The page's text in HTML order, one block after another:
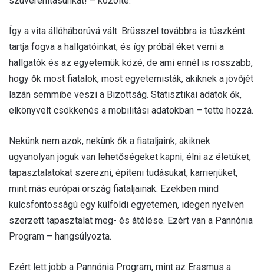
Így a vita állóháborúvá vált. Brüsszel továbbra is túszként
tartja fogva a hallgatóinkat, és így próbál éket verni a
hallgatók és az egyetemük közé, de ami ennél is rosszabb,
hogy ők most fiatalok, most egyetemisták, akiknek a jövőjét
lazán semmibe veszi a Bizottság. Statisztikai adatok ők,
elkönyvelt csökkenés a mobilitási adatokban – tette hozzá.
Nekünk nem azok, nekünk ők a fiataljaink, akiknek
ugyanolyan joguk van lehetőségeket kapni, élni az életüket,
tapasztalatokat szerezni, építeni tudásukat, karrierjüket,
mint más európai ország fiataljainak. Ezekben mind
kulcsfontosságú egy külföldi egyetemen, idegen nyelven
szerzett tapasztalat meg- és átélése. Ezért van a Pannónia
Program – hangsúlyozta.
Ezért lett jobb a Pannónia Program, mint az Erasmus a